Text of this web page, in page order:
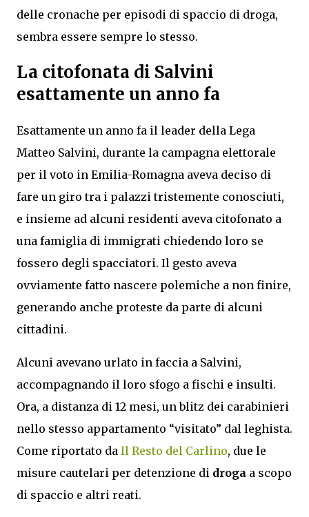
delle cronache per episodi di spaccio di droga,
sembra essere sempre lo stesso.
La citofonata di Salvini
esattamente un anno fa
Esattamente un anno fa il leader della Lega
Matteo Salvini, durante la campagna elettorale
per il voto in Emilia-Romagna aveva deciso di
fare un giro tra i palazzi tristemente conosciuti,
e insieme ad alcuni residenti aveva citofonato a
una famiglia di immigrati chiedendo loro se
fossero degli spacciatori. Il gesto aveva
ovviamente fatto nascere polemiche a non finire,
generando anche proteste da parte di alcuni
cittadini.
Alcuni avevano urlato in faccia a Salvini,
accompagnando il loro sfogo a fischi e insulti.
Ora, a distanza di 12 mesi, un blitz dei carabinieri
nello stesso appartamento “visitato” dal leghista.
Come riportato da Il Resto del Carlino, due le
misure cautelari per detenzione di droga a scopo
di spaccio e altri reati.